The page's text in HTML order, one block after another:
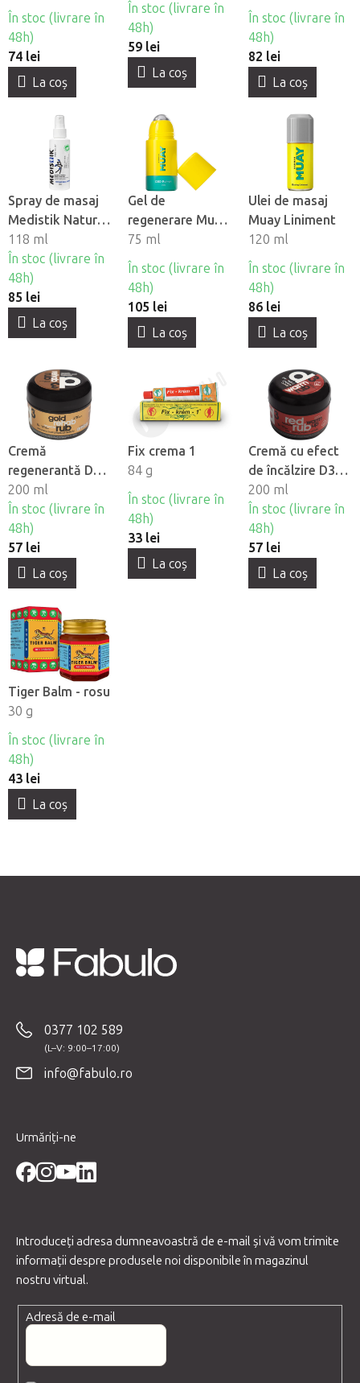
musculara Meru
Regeneration
În stoc (livrare în
48h)
74 lei
La coş
În stoc (livrare în
48h)
59 lei
La coş
În stoc (livrare în
48h)
82 lei
La coş
Spray de masaj
Medistik Natural
Cold Spray
118 ml
În stoc (livrare în
48h)
85 lei
La coş
Gel de
regenerare Muay
CBD Cryo Roll-on
cu bilă metalică
75 ml
În stoc (livrare în
48h)
105 lei
La coş
Ulei de masaj
Muay Liniment
120 ml
În stoc (livrare în
48h)
86 lei
La coş
Cremă
regenerantă D3
Gold Rehab Rub
200 ml
În stoc (livrare în
48h)
57 lei
La coş
Fix crema 1
84 g
În stoc (livrare în
48h)
33 lei
La coş
Cremă cu efect
de încălzire D3
Red Rub
200 ml
În stoc (livrare în
48h)
57 lei
La coş
Tiger Balm - rosu
30 g
În stoc (livrare în
48h)
43 lei
La coş
0377 102 589
info@fabulo.ro
Urmăriți-ne
Introduceţi adresa dumneavoastră de e-mail şi vă vom trimite
informaţii despre produsele noi disponibile în magazinul
nostru virtual.
Adresă de e-mail